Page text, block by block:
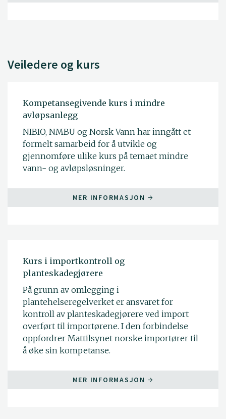
Veiledere og kurs
Kompetansegivende kurs i mindre
avløpsanlegg
NIBIO, NMBU og Norsk Vann har inngått et
formelt samarbeid for å utvikle og
gjennomføre ulike kurs på temaet mindre
vann- og avløpsløsninger.
MER INFORMASJON
Kurs i importkontroll og
planteskadegjørere
På grunn av omlegging i
plantehelseregelverket er ansvaret for
kontroll av planteskadegjørere ved import
overført til importørene. I den forbindelse
oppfordrer Mattilsynet norske importører til
å øke sin kompetanse.
MER INFORMASJON